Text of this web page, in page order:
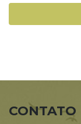
CONTATO